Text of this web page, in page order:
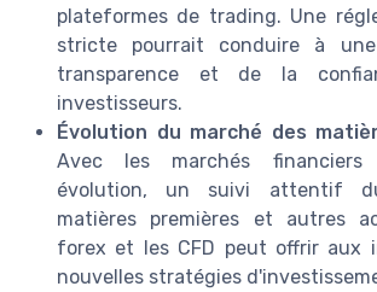
plateformes de trading. Une
stricte pourrait conduire à
transparence et de la
investisseurs.
Évolution du marché des
Avec les marchés
évolution, un suivi attentif
matières premières et autres
forex et les CFD peut offrir aux
nouvelles stratégies